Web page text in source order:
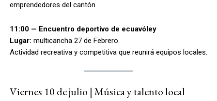
emprendedores del cantón.
11:00 — Encuentro deportivo de ecuavóley
Lugar: multicancha 27 de Febrero.
Actividad recreativa y competitiva que reunirá equipos locales.
Viernes 10 de julio | Música y talento local